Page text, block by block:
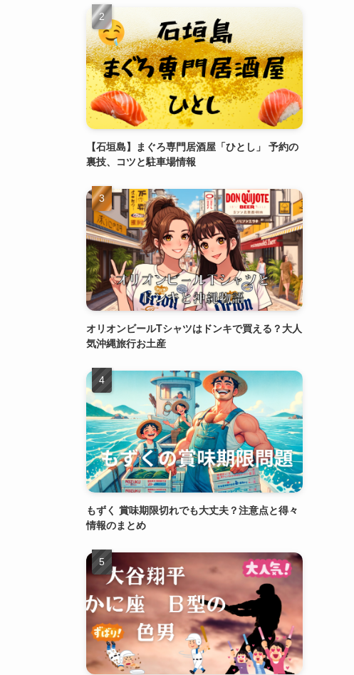
【石垣島】まぐろ専門居酒屋「ひとし」 予約の
裏技、コツと駐車場情報
オリオンビールTシャツはドンキで買える？大人
気沖縄旅行お土産
もずく 賞味期限切れでも大丈夫？注意点と得々
情報のまとめ